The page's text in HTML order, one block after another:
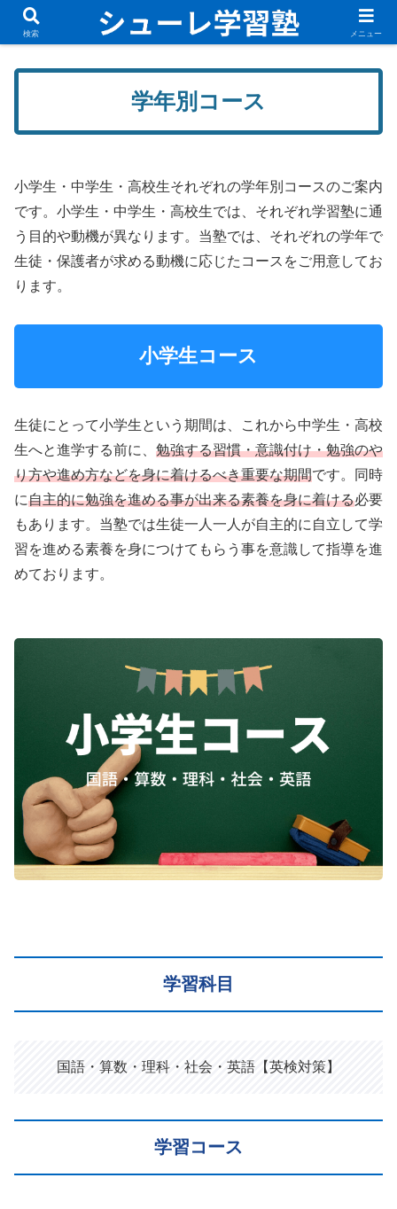
無料体験講座実施中！新規入塾生募集中です！
学年別コース
小学生・中学生・高校生それぞれの学年別コースのご案内
です。小学生・中学生・高校生では、それぞれ学習塾に通
う目的や動機が異なります。当塾では、それぞれの学年で
生徒・保護者が求める動機に応じたコースをご用意してお
ります。
小学生コース
生徒にとって小学生という期間は、これから中学生・高校
生へと進学する前に、 勉強する習慣・意識付け・勉強のや
り方や進め方などを身に着けるべき重要な期間です。同時
に自主的に勉強を進める事が出来る素養を身に着ける必要
もあります。当塾では生徒一人一人が自主的に自立して学
習を進める素養を身につけてもらう事を意識して指導を進
めております。
学習科目
国語・算数・理科・社会・英語【英検対策】
学習コース
検索 メニュー